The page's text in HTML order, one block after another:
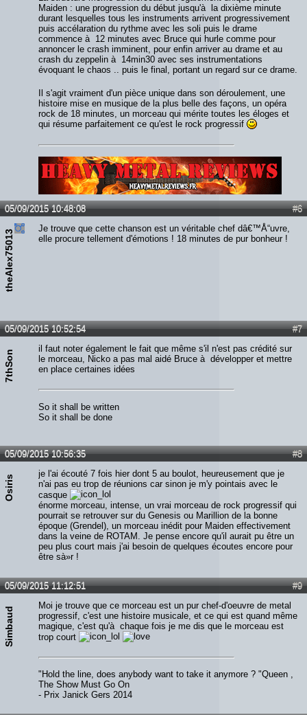
Maiden : une progression du début jusqu'à la dixième minute
durant lesquelles tous les instruments arrivent progressivement
puis accélaration du rythme avec les soli puis le drame
commence à 12 minutes avec Bruce qui hurle comme pour
annoncer le crash imminent, pour enfin arriver au drame et au
crash du zeppelin à 14min30 avec ses instrumentations
évoquant le chaos .. puis le final, portant un regard sur ce drame.
Il s'agit vraiment d'un pièce unique dans son déroulement, une
histoire mise en musique de la plus belle des façons, un opéra
rock de 18 minutes, un morceau qui mérite toutes les éloges et
qui résume parfaitement ce qu'est le rock progressif
Lien :http://heavymetalreviews.fr/
#6
05/09/2015 10:48:08
theAlex75013
Je trouve que cette chanson est un véritable chef dâ€™Å“uvre,
elle procure tellement d'émotions ! 18 minutes de pur bonheur !
#7
05/09/2015 10:52:54
7thSon
il faut noter également le fait que même s'il n'est pas crédité sur
le morceau, Nicko a pas mal aidé Bruce à développer et mettre
en place certaines idées
So it shall be written
So it shall be done
#8
05/09/2015 10:56:35
Osiris
je l'ai écouté 7 fois hier dont 5 au boulot, heureusement que je
n'ai pas eu trop de réunions car sinon je m'y pointais avec le
casque
énorme morceau, intense, un vrai morceau de rock progressif qui
pourrait se retrouver sur du Genesis ou Marillion de la bonne
époque (Grendel), un morceau inédit pour Maiden effectivement
dans la veine de ROTAM. Je pense encore qu'il aurait pu être un
peu plus court mais j'ai besoin de quelques écoutes encore pour
être sà»r !
#9
05/09/2015 11:12:51
Simbaud
Moi je trouve que ce morceau est un pur chef-d'oeuvre de metal
progressif, c'est une histoire musicale, et ce qui est quand même
magique, c'est qu'à chaque fois je me dis que le morceau est
trop court
"Hold the line, does anybody want to take it anymore ? "Queen ,
The Show Must Go On
- Prix Janick Gers 2014